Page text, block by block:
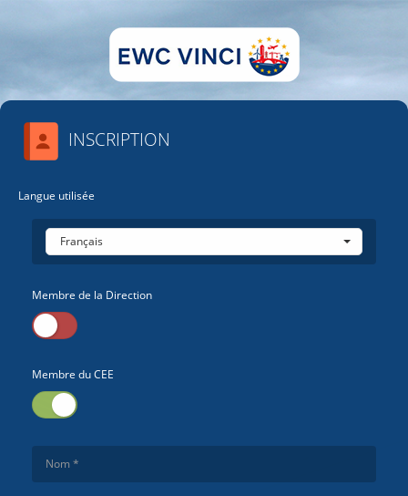
INSCRIPTION
Langue utilisée
Français
Membre de la Direction
Membre du CEE